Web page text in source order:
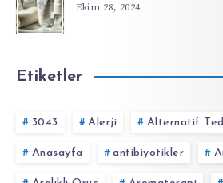
Ekim 28, 2024
Etiketler
3043 Alerji Alternatif
Anasayfa antibiyotikler